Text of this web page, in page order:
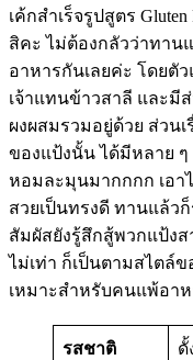
เค้กสำเร็จรูปสูตร
สิคะ ไม่ต้องกลัวว่าทาน
อาหารกันเลยค่ะ โดยตั
เจ้าแทนข้าวสาลี และมี
ผงผสมรวมอยู่ด้วย ส่วน
ของแป้งนั้น ได้มีหลาย ๆ
หอมละมุนมากกกก เอา
สวยเป็นทรงดี ทานแล้ว
สัมผัสยังรู้สึกสู้พวกแป้ง
ไม่เท่า ก็เป็นตามสไตล์
เหมาะสำหรับคนแพ้อาห
รสชาติ ดั้